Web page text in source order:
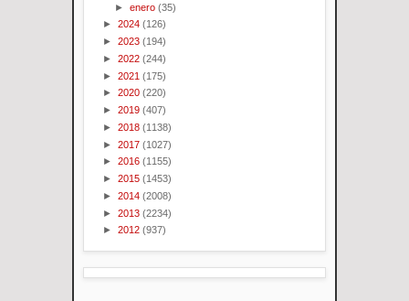
►enero (35)
► 2024 (126)
► 2023 (194)
► 2022 (244)
► 2021 (175)
► 2020 (220)
► 2019 (407)
► 2018 (1138)
► 2017 (1027)
► 2016 (1155)
► 2015 (1453)
► 2014 (2008)
► 2013 (2234)
► 2012 (937)